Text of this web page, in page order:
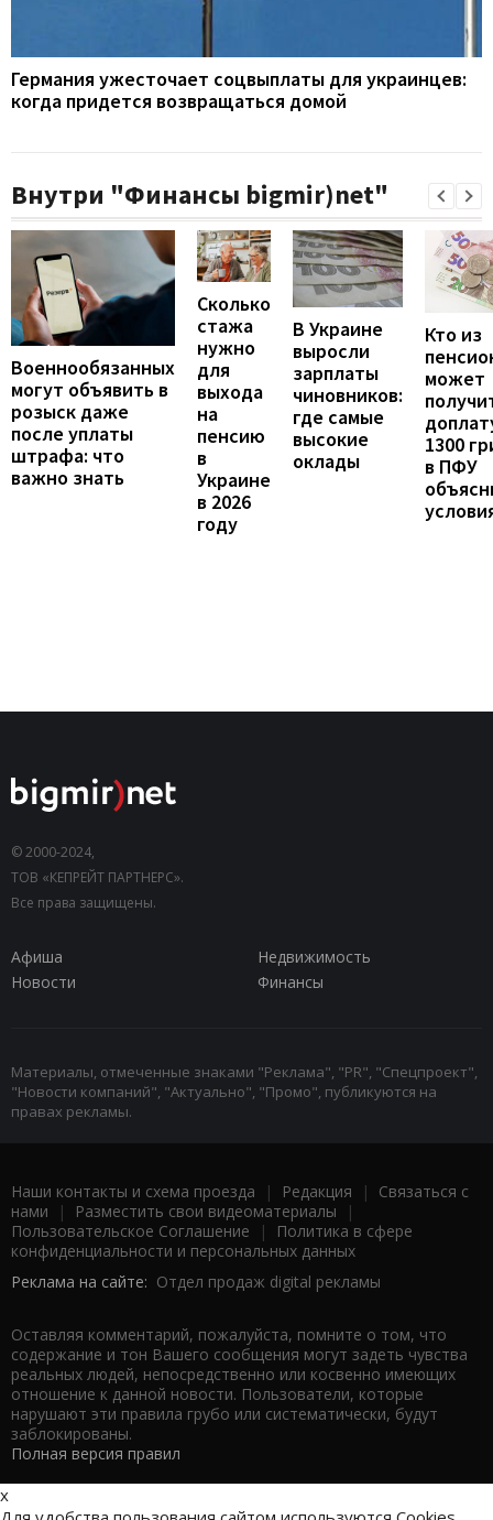
Германия ужесточает соцвыплаты для украинцев:
когда придется возвращаться домой
Внутри "Финансы bigmir)net"
Военнообязанных
могут объявить в
розыск даже
после уплаты
штрафа: что
важно знать
Сколько
стажа
нужно
для
выхода
на
пенсию
в
Украине
в 2026
году
В Украине
выросли
зарплаты
чиновников:
где самые
высокие
оклады
Кто из
может
1300
в ПФУ
© 2000-2024,
ТОВ «КЕПРЕЙТ ПАРТНЕРС».
Все права защищены.
Афиша
Недвижимость
Новости
Финансы
Материалы, отмеченные знаками "Реклама", "PR", "Спецпроект",
"Новости компаний", "Актуально", "Промо", публикуются на
правах рекламы.
Наши контакты и схема проезда | Редакция | Связаться с
нами | Разместить свои видеоматериалы |
Пользовательское Соглашение |
Политика в сфере
конфиденциальности и персональных данных
Реклама на сайте: Отдел продаж digital рекламы
Оставляя комментарий, пожалуйста, помните о том, что
содержание и тон Вашего сообщения могут задеть чувства
реальных людей, непосредственно или косвенно имеющих
отношение к данной новости. Пользователи, которые
нарушают эти правила грубо или систематически, будут
заблокированы.
Полная версия правил
x